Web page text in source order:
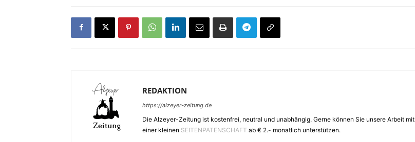
REDAKTION
https://alzeyer-zeitung.de
Die Alzeyer-Zeitung ist kostenfrei, neutral und unabhängig. Gerne können Sie unsere Arbeit mit
einer kleinen SEITENPATENSCHAFT ab € 2.- monatlich unterstützen.